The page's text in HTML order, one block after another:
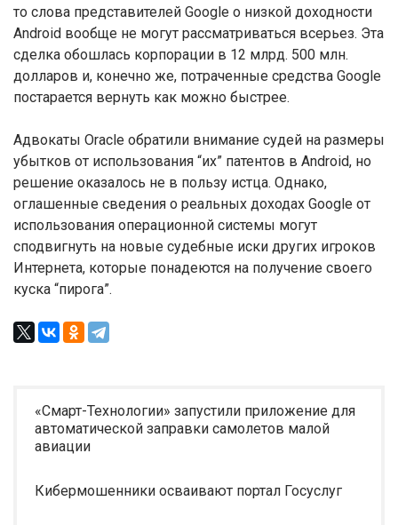
то слова представителей Google о низкой доходности
Android вообще не могут рассматриваться всерьез. Эта
сделка обошлась корпорации в 12 млрд. 500 млн.
долларов и, конечно же, потраченные средства Google
постарается вернуть как можно быстрее.
Адвокаты Oracle обратили внимание судей на размеры
убытков от использования “их” патентов в Android, но
решение оказалось не в пользу истца. Однако,
оглашенные сведения о реальных доходах Google от
использования операционной системы могут
сподвигнуть на новые судебные иски других игроков
Интернета, которые понадеются на получение своего
куска “пирога”.
«Смарт-Технологии» запустили приложение для
автоматической заправки самолетов малой
авиации
Кибермошенники осваивают портал Госуслуг